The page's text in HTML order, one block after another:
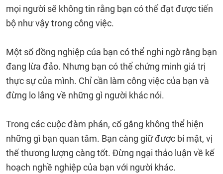
mọi người sẽ không tin rằng bạn có thể đạt được tiến
bộ như vậy trong công việc.
Một số đồng nghiệp của bạn có thể nghi ngờ rằng bạn
đang lừa đảo. Nhưng bạn có thể chứng minh giá trị
thực sự của mình. Chỉ cần làm công việc của bạn và
đừng lo lắng về những gì người khác nói.
Trong các cuộc đàm phán, cố gắng không thể hiện
những gì bạn quan tâm. Bạn càng giữ được bí mật, vị
thế thương lượng càng tốt. Đừng ngại thảo luận về kế
hoạch nghề nghiệp của bạn với người khác.